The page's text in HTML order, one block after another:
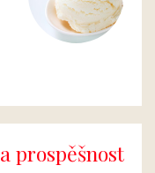
prospěšnost